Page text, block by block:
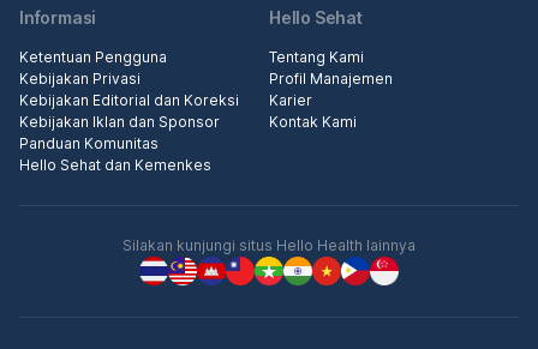
Informasi
Ketentuan Pengguna
Kebijakan Privasi
Kebijakan Editorial dan Koreksi
Kebijakan Iklan dan Sponsor
Panduan Komunitas
Hello Sehat dan Kemenkes
Hello Sehat
Tentang Kami
Profil Manajemen
Karier
Kontak Kami
Silakan kunjungi situs Hello Health lainnya